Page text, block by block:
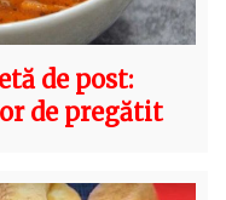
de post:
de pregătit